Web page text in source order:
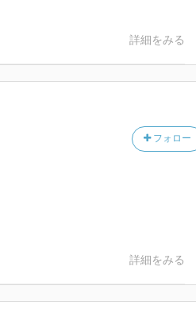
詳細をみる
フォロー
詳細をみる